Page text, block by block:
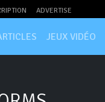
ADVERTISE
JEUX VIDÉO